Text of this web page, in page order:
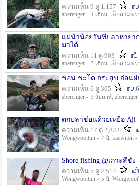
ความเห็น 9 ดู 1,157
aberenger - 4 เดือน, เด็กสามพ
แม่น้ำน้อยวันที่ปลาหายา
มาได้
ความเห็น 11 ดู 903
aberenger - 3 เดือน, เด็กสามพ
ช่อน ชะโด กระสูบ ก่อนฝ
ความเห็น 6 ดู 305
6
aberenger - 3 สัปดาห์,
ตกปลาช่อนด้วยเหยื่อ Aji
ความเห็น 17 ดู 2,823
Wongwoottun - 7 ปี , kaewnon -
Shore fishing @เกาะสีชัง
ความเห็น 5 ดู 2,514
Wongwoottun - 5 ปี ,